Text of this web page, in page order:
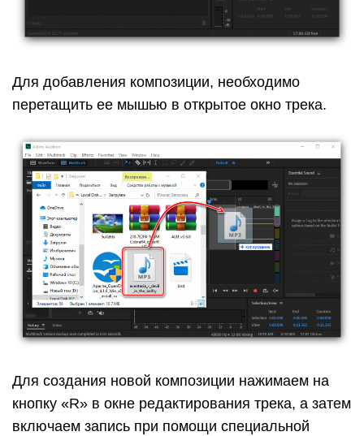
Для добавления композиции, необходимо
перетащить ее мышью в открытое окно трека.
Для создания новой композиции нажимаем на
кнопку «R» в окне редактирования трека, а затем
включаем запись при помощи специальной